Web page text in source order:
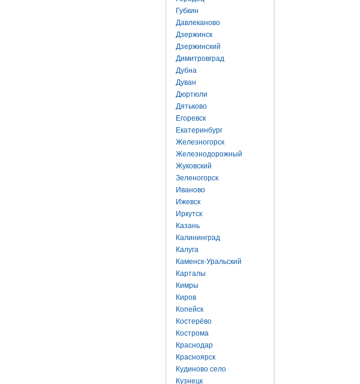
Губкин
Давлеканово
Дзержинск
Дзержинский
Димитровград
Дубна
Дуван
Дюртюли
Дятьково
Егоревск
Екатеринбург
Железногорск
Железнодорожный
Жуковский
Зеленогорск
Иваново
Ижевск
Иркутск
Казань
Калининград
Калуга
Каменск-Уральский
Карталы
Кимры
Киров
Копейск
Костерёво
Кострома
Краснодар
Красноярск
Кудиново село
Кузнецк